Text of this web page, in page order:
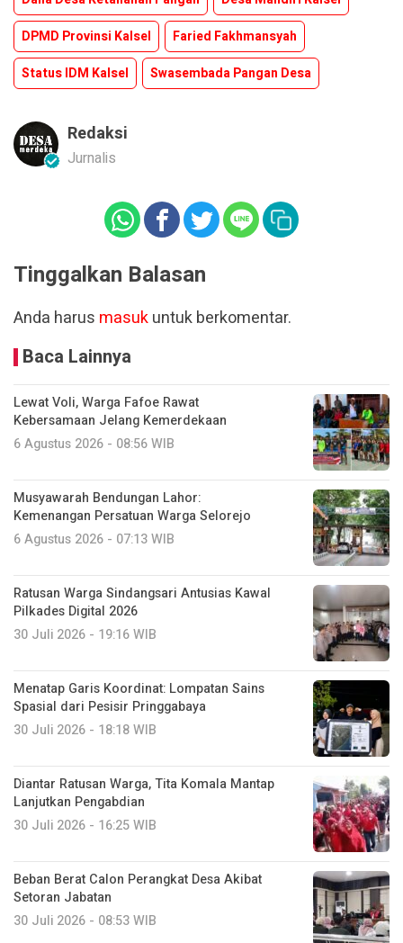
DPMD Provinsi Kalsel
Faried Fakhmansyah
Status IDM Kalsel
Swasembada Pangan Desa
Redaksi
Jurnalis
Tinggalkan Balasan
Anda harus masukuntuk berkomentar.
Baca Lainnya
Lewat Voli, Warga Fafoe Rawat
Kebersamaan Jelang Kemerdekaan
6 Agustus 2026 - 08:56 WIB
Musyawarah Bendungan Lahor:
Kemenangan Persatuan Warga Selorejo
6 Agustus 2026 - 07:13 WIB
Ratusan Warga Sindangsari Antusias Kawal
Pilkades Digital 2026
30 Juli 2026 - 19:16 WIB
Menatap Garis Koordinat: Lompatan Sains
Spasial dari Pesisir Pringgabaya
30 Juli 2026 - 18:18 WIB
Diantar Ratusan Warga, Tita Komala Mantap
Lanjutkan Pengabdian
30 Juli 2026 - 16:25 WIB
Beban Berat Calon Perangkat Desa Akibat
Setoran Jabatan
30 Juli 2026 - 08:53 WIB